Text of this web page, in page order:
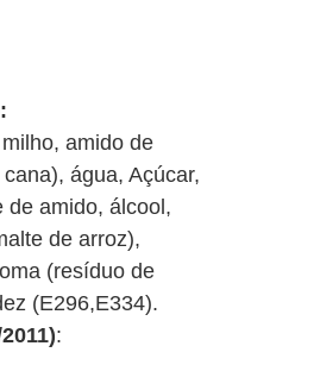
amido de
água, Açúcar,
de amido, álcool,
de arroz),
(resíduo de
(E296,E334).
: